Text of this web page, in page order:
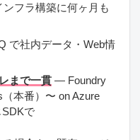
フラ構築に何ヶ月も
で社内データ・Web情
まで一貫— Foundry
本番）〜 on Azure
で